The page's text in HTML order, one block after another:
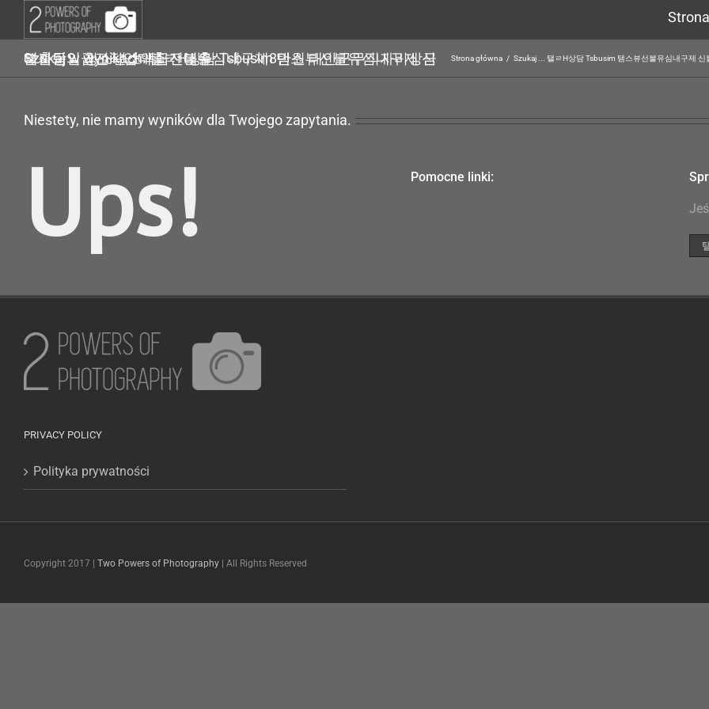
Przejdź
Szukaj w wynikach: 탤ㄹH상담 Tsbusim 탬스뷰선불유심내구제 신불자당일급전작업대출 선불유심내구제8만원 태안군무직자비상금대출문의 청소년소액급전대출 Strona główna / Szukaj ... 탤ㄹH상담 Tsbusim 탬스뷰선불유심내구제
Niestety, nie mamy wyników dla Twojego zapytania.
Ups! Pomocne linki:
PRIVACY POLICY
Polityka prywatności
Copyright 2017 | Two Powers of Photography | All Rights Reserved